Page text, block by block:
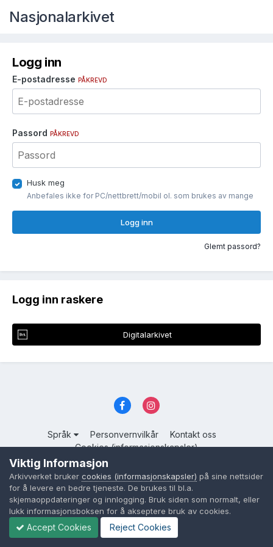
Nasjonalarkivet
Logg inn
E-postadresse PÅKREVD
Passord PÅKREVD
Husk meg
Anbefales ikke for PC/nettbrett/mobil ol. som brukes av mange
Logg inn
Glemt passord?
Logg inn raskere
Digitalarkivet
Språk Personvernvilkår
Kontakt oss
Cookies (informasjonskapsler)
Powered by Invision Community
Viktig Informasjon
Arkivverket bruker cookies (informasjonskapsler) på sine nettsider
for å levere en bedre tjeneste. De brukes til bl.a.
skjemaoppdateringer og innlogging. Bruk siden som normalt, eller
lukk informasjonsboksen for å akseptere bruk av cookies.
Accept Cookies Reject Cookies